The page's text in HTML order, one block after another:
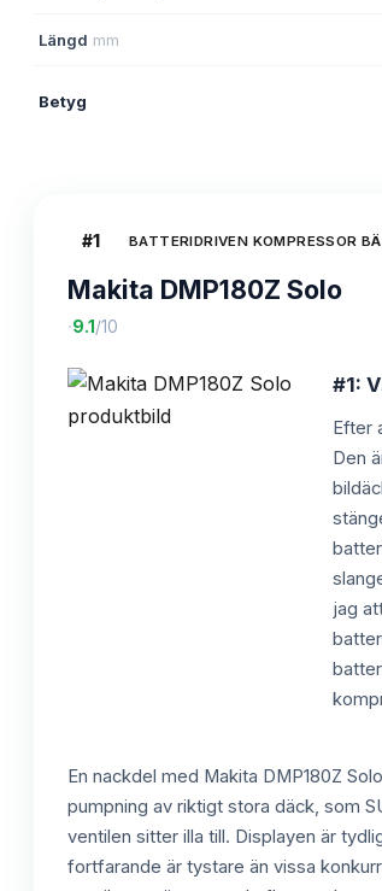
Längd mm
Betyg
#1 BATTERIDRIVEN KOMPRESSOR
Makita DMP180Z Solo
·9.1 /10
#1:
Efter
Den
jag
En nackdel med Makita DMP180Z
pumpning av riktigt stora däck, som
ventilen sitter illa till. Displayen är
fortfarande är tystare än vissa